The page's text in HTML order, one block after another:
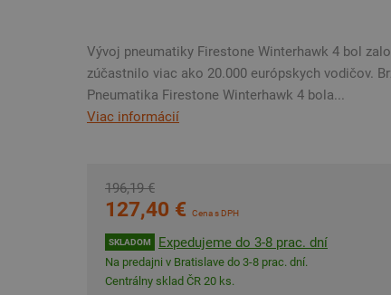
Vývoj pneumatiky Firestone Winterhawk 4 bol
zúčastnilo viac ako 20.000 európskych vodičov.
Pneumatika Firestone Winterhawk 4 bola...
Viac informácií
196,19 €
127,40 € Cena s DPH
SKLADOM Expedujeme do 3-8 prac. dní
Na predajni v Bratislave do 3-8 prac. dní.
Centrálny sklad ČR 20 ks.